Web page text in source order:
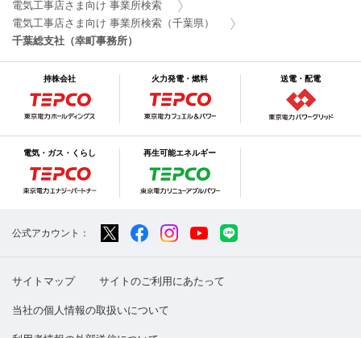
電気工事店さま向け 事業所検索
電気工事店さま向け 事業所検索（千葉県）
千葉総支社（幸町事務所）
持株会社 火力発電・燃料 送電・配電
電気・ガス・くらし 再生可能エネルギー
公式アカウント：
サイトマップ サイトのご利用にあたって
当社の個人情報の取扱いについて